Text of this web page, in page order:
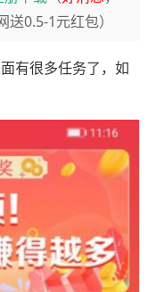
送0.5-1元红包）
有很多任务了，如